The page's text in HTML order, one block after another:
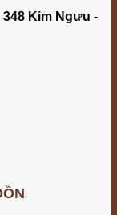
348 Kim Ngưu -